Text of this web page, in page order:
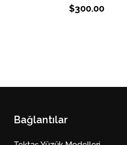
$300.00
Bağlantılar